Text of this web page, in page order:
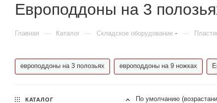
Европоддоны на 3
Главная — Каталог — Складское оборудование —
европоддоны на 3 полозьях европоддоны на 9 ножках
По умолчанию
КАТАЛОГ